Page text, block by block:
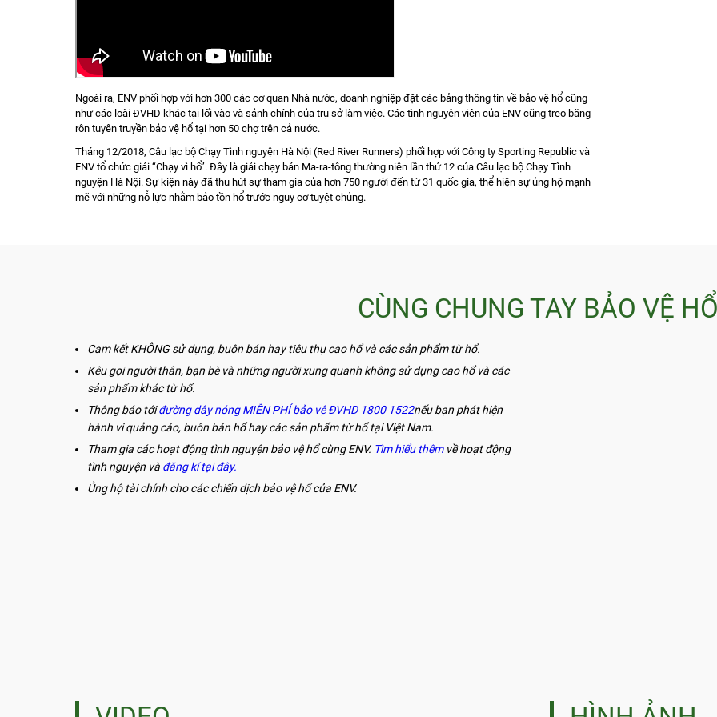
Ngoài ra, ENV phối hợp với hơn 300 các cơ quan Nhà nước, doanh nghiệp đặt các bảng thông tin về bảo vệ hổ cũng
như các loài ĐVHD khác tại lối vào và sảnh chính của trụ sở làm việc. Các tình nguyện viên của ENV cũng treo băng
rôn tuyên truyền bảo vệ hổ tại hơn 50 chợ trên cả nước.
Tháng 12/2018, Câu lạc bộ Chạy Tình nguyện Hà Nội (Red River Runners) phối hợp với Công ty Sporting Republic và
ENV tổ chức giải “Chạy vì hổ”. Đây là giải chạy bán Ma-ra-tông thường niên lần thứ 12 của Câu lạc bộ Chạy Tình
nguyện Hà Nội. Sự kiện này đã thu hút sự tham gia của hơn 750 người đến từ 31 quốc gia, thể hiện sự ủng hộ mạnh
mẽ với những nỗ lực nhằm bảo tồn hổ trước nguy cơ tuyệt chủng.
CÙNG CHUNG TAY BẢO VỆ
Cam kết KHÔNG sử dụng, buôn bán hay tiêu thụ cao hổ và các sản phẩm từ hổ.
Kêu gọi người thân, bạn bè và những người xung quanh không sử dụng cao hổ và các
sản phẩm khác từ hổ.
Thông báo tớiđường dây nóng MIỄN PHÍ bảo vệ ĐVHD 1800 1522nếu bạn phát hiện
hành vi quảng cáo, buôn bán hổ hay các sản phẩm từ hổ tại Việt Nam.
Tham gia các hoạt động tình nguyện bảo vệ hổ cùng ENV. Tìm hiểu thêmvề hoạt động
tình nguyện và đăng kí tại đây.
Ủng hộ tài chính cho các chiến dịch bảo vệ hổ của ENV.